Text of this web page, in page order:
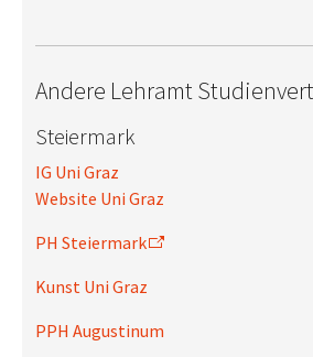
Andere Lehramt
Steiermark
IG Uni Graz
Website Uni Graz
PH Steiermark
Kunst Uni Graz
PPH Augustinum